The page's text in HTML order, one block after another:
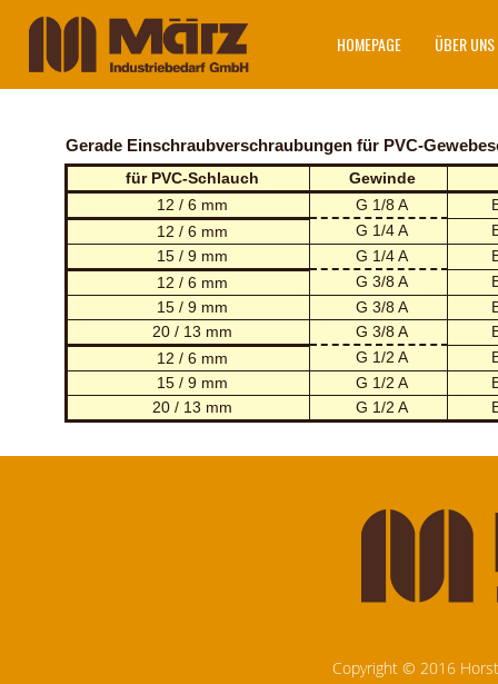
HOMEPAGE ÜBER UNS
Gerade Einschraubverschraubungen für PVC-
für PVC-Schlauch
Gewinde
12 / 6 mm
G 1/8 A
12 / 6 mm
G 1/4 A
15 / 9 mm
G 1/4 A
12 / 6 mm
G 3/8 A
15 / 9 mm
G 3/8 A
20 / 13 mm
G 3/8 A
12 / 6 mm
G 1/2 A
15 / 9 mm
G 1/2 A
20 / 13 mm
G 1/2 A
Copyright © 2016